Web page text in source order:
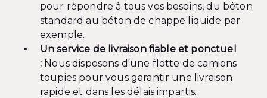
pour répondre à tous vos besoins, du béton
standard au béton de chappe liquide par
exemple.
Un service de livraison fiable et ponctuel
: Nous disposons d'une flotte de camions
toupies pour vous garantir une livraison
rapide et dans les délais impartis.